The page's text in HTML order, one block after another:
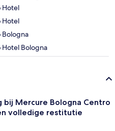
Hotel
Hotel
Bologna
Bologna
bij Mercure Bologna Centro
volledige restitutie